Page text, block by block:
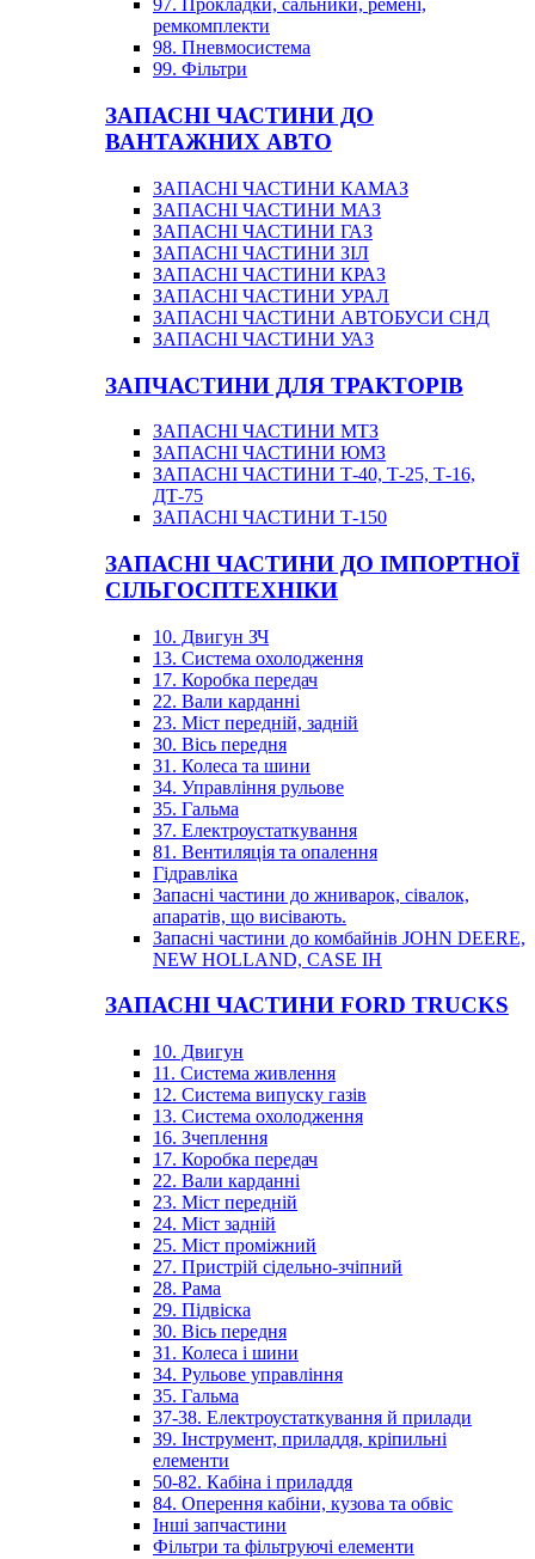
97. Прокладки, сальники, ремені,
ремкомплекти
98. Пневмосистема
99. Фільтри
ЗАПАСНІ ЧАСТИНИ ДО
ВАНТАЖНИХ АВТО
ЗАПАСНІ ЧАСТИНИ КАМАЗ
ЗАПАСНІ ЧАСТИНИ МАЗ
ЗАПАСНІ ЧАСТИНИ ГАЗ
ЗАПАСНІ ЧАСТИНИ ЗІЛ
ЗАПАСНІ ЧАСТИНИ КРАЗ
ЗАПАСНІ ЧАСТИНИ УРАЛ
ЗАПАСНІ ЧАСТИНИ АВТОБУСИ СНД
ЗАПАСНІ ЧАСТИНИ УАЗ
ЗАПЧАСТИНИ ДЛЯ ТРАКТОРІВ
ЗАПАСНІ ЧАСТИНИ МТЗ
ЗАПАСНІ ЧАСТИНИ ЮМЗ
ЗАПАСНІ ЧАСТИНИ Т-40, Т-25, Т-16,
ДТ-75
ЗАПАСНІ ЧАСТИНИ Т-150
ЗАПАСНІ ЧАСТИНИ ДО ІМПОРТНОЇ
СІЛЬГОСПТЕХНІКИ
10. Двигун ЗЧ
13. Система охолодження
17. Коробка передач
22. Вали карданні
23. Міст передній, задній
30. Вісь передня
31. Колеса та шини
34. Управління рульове
35. Гальма
37. Електроустаткування
81. Вентиляція та опалення
Гідравліка
Запасні частини до жниварок, сівалок,
апаратів, що висівають.
Запасні частини до комбайнів JOHN DEERE,
NEW HOLLAND, CASE IH
ЗАПАСНІ ЧАСТИНИ FORD TRUCKS
10. Двигун
11. Система живлення
12. Система випуску газів
13. Система охолодження
16. Зчеплення
17. Коробка передач
22. Вали карданні
23. Міст передній
24. Міст задній
25. Міст проміжний
27. Пристрій сідельно-зчіпний
28. Рама
29. Підвіска
30. Вісь передня
31. Колеса і шини
34. Рульове управління
35. Гальма
37-38. Електроустаткування й прилади
39. Інструмент, приладдя, кріпильні
елементи
50-82. Кабіна і приладдя
84. Оперення кабіни, кузова та обвіс
Інші запчастини
Фільтри та фільтруючі елементи